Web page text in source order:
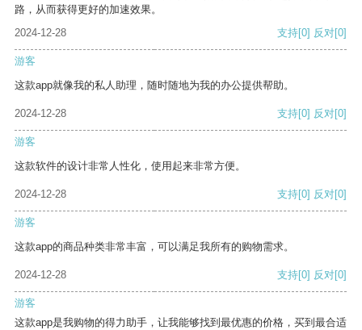
路，从而获得更好的加速效果。
2024-12-28
支持[0] 反对[0]
游客
这款app就像我的私人助理，随时随地为我的办公提供帮助。
2024-12-28 支持[0] 反对[0]
游客
这款软件的设计非常人性化，使用起来非常方便。
2024-12-28 支持[0] 反对[0]
游客
这款app的商品种类非常丰富，可以满足我所有的购物需求。
2024-12-28 支持[0] 反对[0]
游客
这款app是我购物的得力助手，让我能够找到最优惠的价格，买到最合适